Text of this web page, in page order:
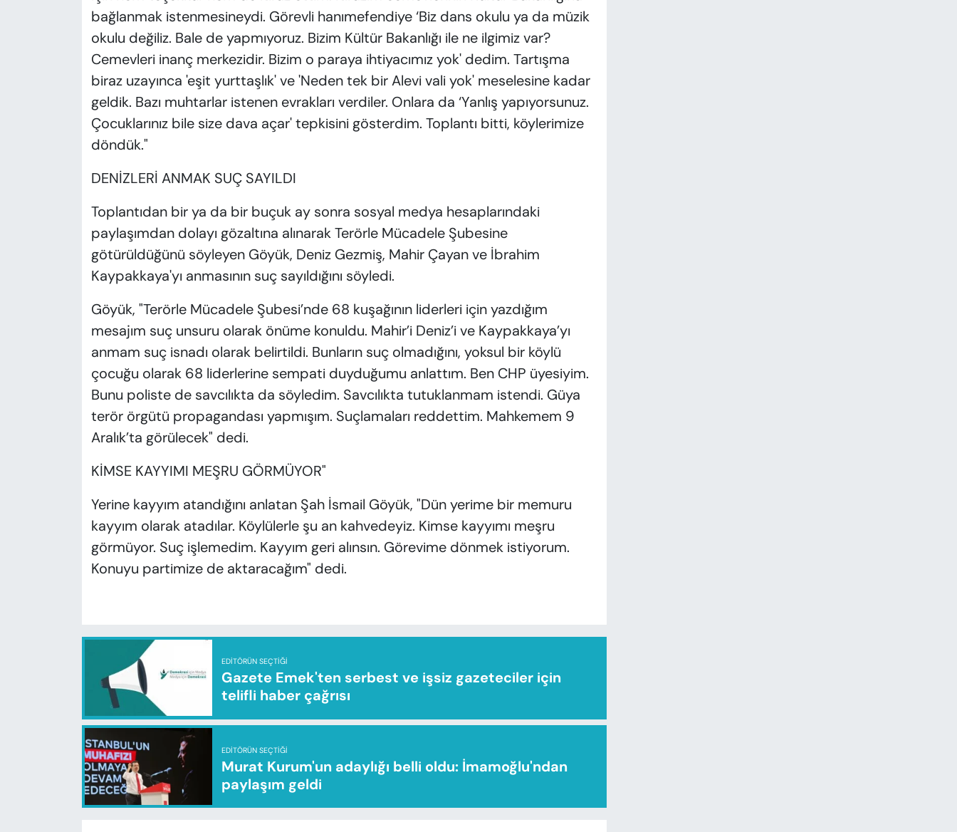
bağlanmak istenmesineydi. Görevli hanımefendiye ‘Biz dans okulu ya da müzik
okulu değiliz. Bale de yapmıyoruz. Bizim Kültür Bakanlığı ile ne ilgimiz var?
Cemevleri inanç merkezidir. Bizim o paraya ihtiyacımız yok' dedim. Tartışma
biraz uzayınca 'eşit yurttaşlık' ve 'Neden tek bir Alevi vali yok' meselesine kadar
geldik. Bazı muhtarlar istenen evrakları verdiler. Onlara da ‘Yanlış yapıyorsunuz.
Çocuklarınız bile size dava açar' tepkisini gösterdim. Toplantı bitti, köylerimize
döndük."
DENİZLERİ ANMAK SUÇ SAYILDI
Toplantıdan bir ya da bir buçuk ay sonra sosyal medya hesaplarındaki
paylaşımdan dolayı gözaltına alınarak Terörle Mücadele Şubesine
götürüldüğünü söyleyen Göyük, Deniz Gezmiş, Mahir Çayan ve İbrahim
Kaypakkaya'yı anmasının suç sayıldığını söyledi.
Göyük, "Terörle Mücadele Şubesi’nde 68 kuşağının liderleri için yazdığım
mesajım suç unsuru olarak önüme konuldu. Mahir’i Deniz’i ve Kaypakkaya’yı
anmam suç isnadı olarak belirtildi. Bunların suç olmadığını, yoksul bir köylü
çocuğu olarak 68 liderlerine sempati duyduğumu anlattım. Ben CHP üyesiyim.
Bunu poliste de savcılıkta da söyledim. Savcılıkta tutuklanmam istendi. Güya
terör örgütü propagandası yapmışım. Suçlamaları reddettim. Mahkemem 9
Aralık’ta görülecek" dedi.
KİMSE KAYYIMI MEŞRU GÖRMÜYOR"
Yerine kayyım atandığını anlatan Şah İsmail Göyük, "Dün yerime bir memuru
kayyım olarak atadılar. Köylülerle şu an kahvedeyiz. Kimse kayyımı meşru
görmüyor. Suç işlemedim. Kayyım geri alınsın. Görevime dönmek istiyorum.
Konuyu partimize de aktaracağım" dedi.
EDITÖRÜN SEÇTIĞI
Gazete Emek'ten serbest ve işsiz gazeteciler için
telifli haber çağrısı
EDITÖRÜN SEÇTIĞI
Murat Kurum'un adaylığı belli oldu: İmamoğlu'ndan
paylaşım geldi